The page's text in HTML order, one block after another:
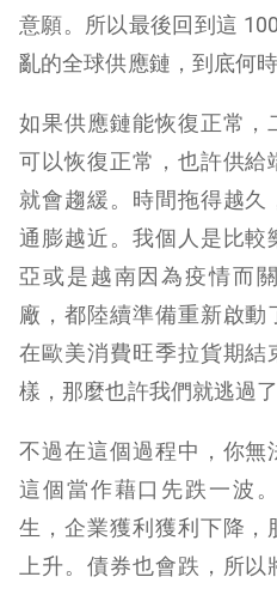
意願。所以最後回到這
亂的全球供應鏈，到底何
如果供應鏈能恢復正常
可以恢復正常，也許供給
就會趨緩。時間拖得越
通膨越近。我個人是比
亞或是越南因為疫情而
廠，都陸續準備重新啟
在歐美消費旺季拉貨期結
樣，那麼也許我們就逃過了
不過在這個過程中，你無
這個當作藉口先跌一波
生，企業獲利獲利下降，
上升。債券也會跌，所